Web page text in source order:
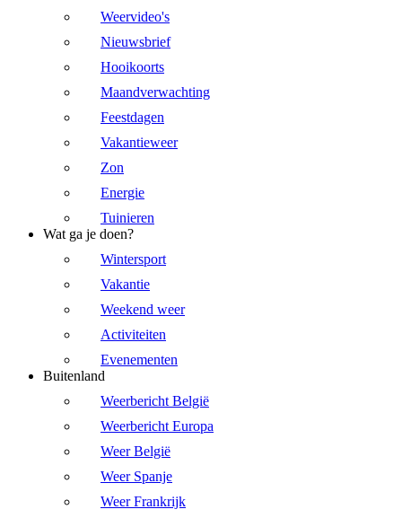
Weervideo's
Nieuwsbrief
Hooikoorts
Maandverwachting
Feestdagen
Vakantieweer
Zon
Energie
Tuinieren
Wat ga je doen?
Wintersport
Vakantie
Weekend weer
Activiteiten
Evenementen
Buitenland
Weerbericht België
Weerbericht Europa
Weer België
Weer Spanje
Weer Frankrijk